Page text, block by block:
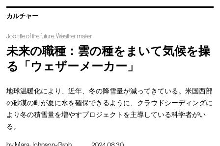
カルチャー
Job title of the future: Weather maker
未来の職種：雲の種をまいて気候を操
る「ウェザーメーカー」
地球温暖化により、近年、冬の降雪量が減ってきている。米国西部
の砂漠の町が夏に水を確保できるように、クラウドシーディングに
より冬の積雪量を増やすプロジェクトを主導している科学者がい
る。